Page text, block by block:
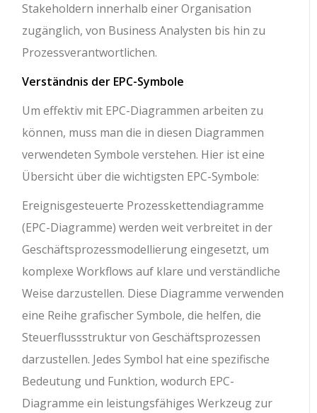
Stakeholdern innerhalb einer Organisation
zugänglich, von Business Analysten bis hin zu
Prozessverantwortlichen.
Verständnis der EPC-Symbole
Um effektiv mit EPC-Diagrammen arbeiten zu
können, muss man die in diesen Diagrammen
verwendeten Symbole verstehen. Hier ist eine
Übersicht über die wichtigsten EPC-Symbole:
Ereignisgesteuerte Prozesskettendiagramme
(EPC-Diagramme) werden weit verbreitet in der
Geschäftsprozessmodellierung eingesetzt, um
komplexe Workflows auf klare und verständliche
Weise darzustellen. Diese Diagramme verwenden
eine Reihe grafischer Symbole, die helfen, die
Steuerflussstruktur von Geschäftsprozessen
darzustellen. Jedes Symbol hat eine spezifische
Bedeutung und Funktion, wodurch EPC-
Diagramme ein leistungsfähiges Werkzeug zur